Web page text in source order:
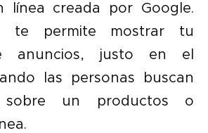
línea creada por Google.
te permite mostrar tu
anuncios, justo en el
las personas buscan
sobre un productos o